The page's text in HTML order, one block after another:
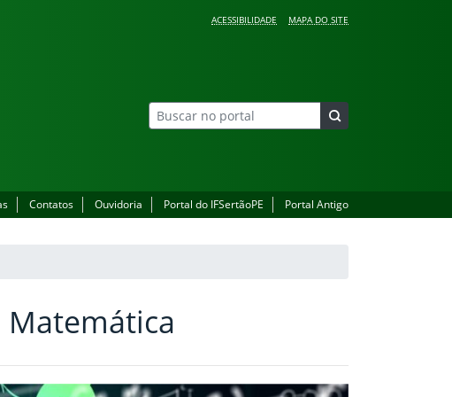
ACESSIBILIDADE MAPA DO SITE
Contatos Ouvidoria Portal do IFSertãoPE Portal Antigo
Matemática